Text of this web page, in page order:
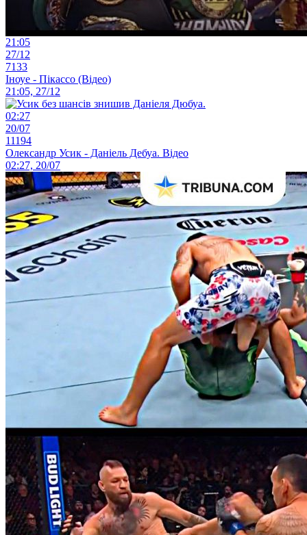
21:05
27/12
7133
Іноуе - Пікассо (Відео)
21:05, 27/12
02:27
20/07
11194
Олександр Усик - Даніель Дебуа. Відео
02:27, 20/07